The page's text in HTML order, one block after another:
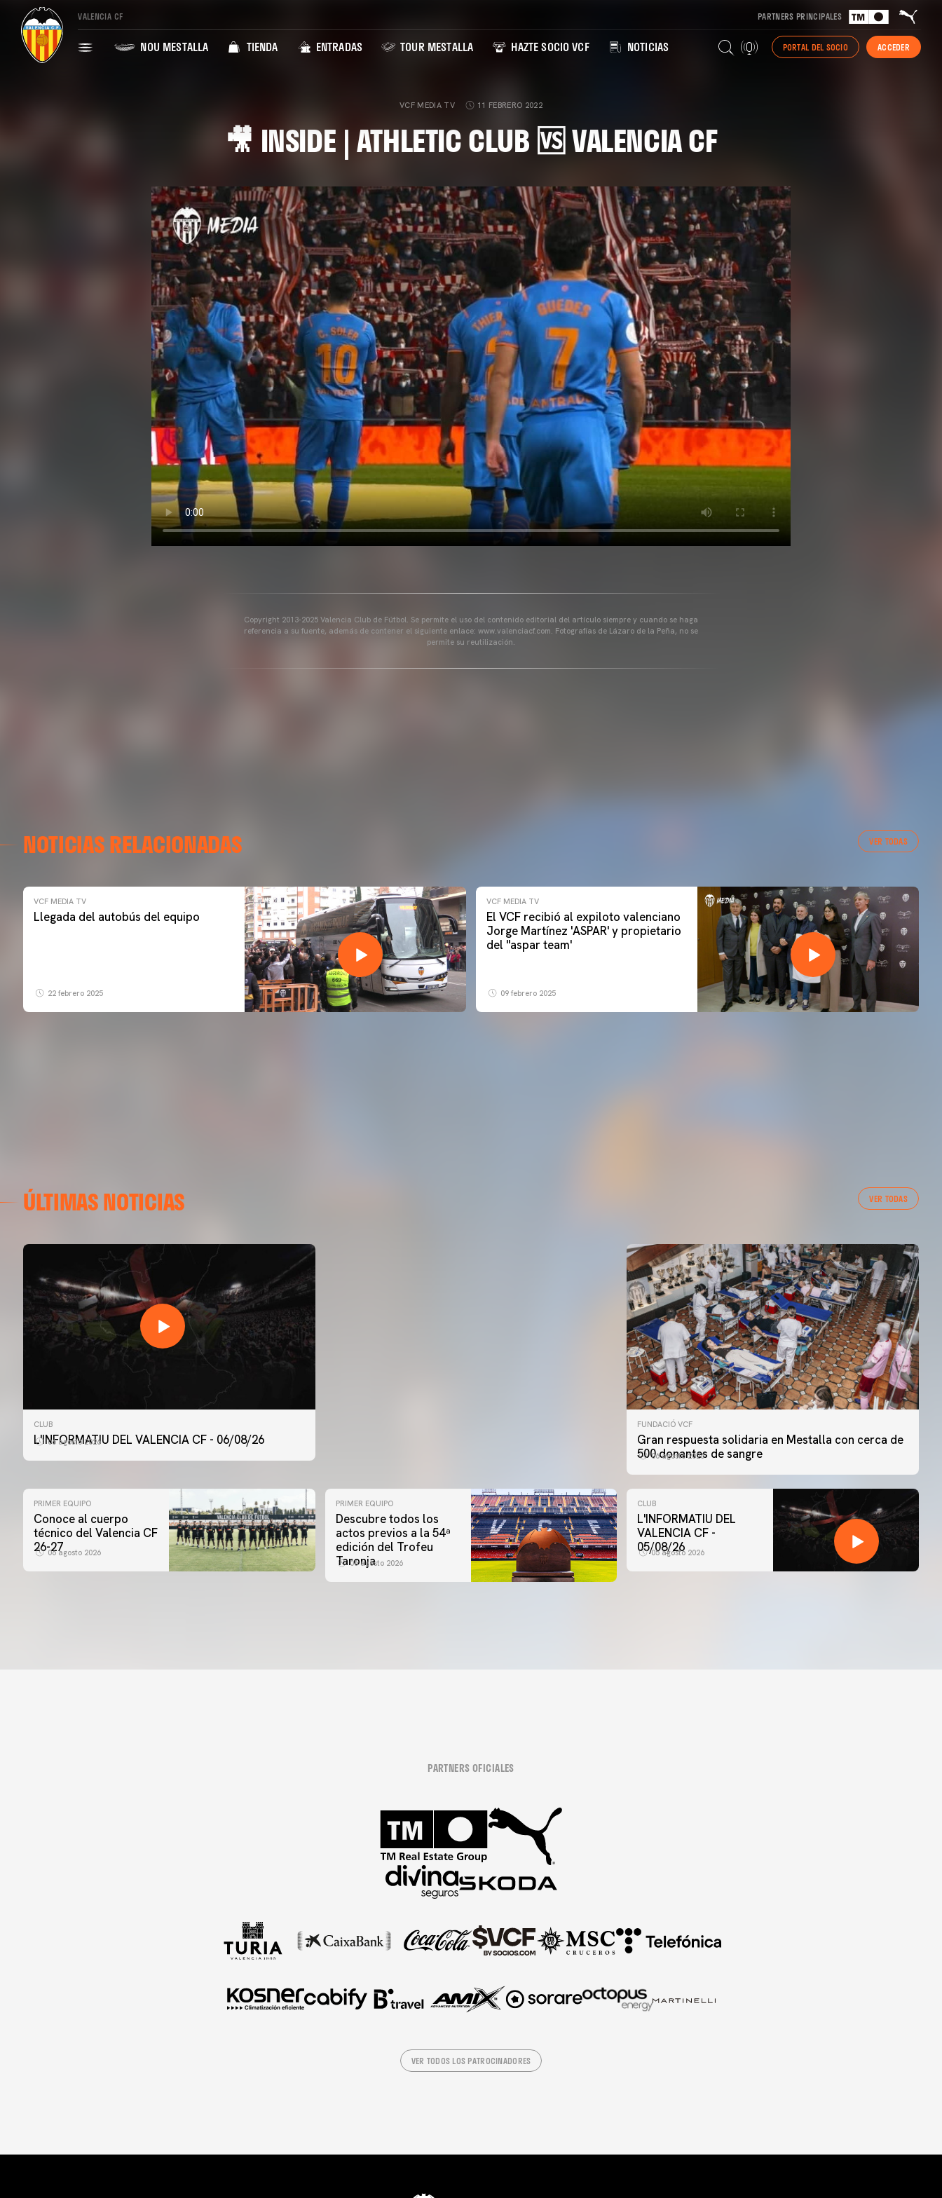
VALENCIA CF PARTNERS PRINCIPALES
NOU MESTALLA TIENDA ENTRADAS TOUR MESTALLA HAZTE SOCIO VCF NOTICIAS PORTAL DEL SOCIO ACCEDER
VCF MEDIA TV 11 FEBRERO 2022
🎥 INSIDE | ATHLETIC CLUB 🆚 VALENCIA CF
Copyright 2013-2025 Valencia Club de Fútbol. Se permite el uso del contenido editorial del artículo siempre y cuando se haga
referencia a su fuente, además de contener el siguiente enlace: www.valenciacf.com. Fotografías de Lázaro de la Peña, no se
permite su reutilización.
NOTICIAS RELACIONADAS VER TODAS
VCF MEDIA TV
Llegada del autobús del equipo
22 febrero 2025
VCF MEDIA TV
El VCF recibió al expiloto valenciano
Jorge Martínez 'ASPAR' y propietario
del ''aspar team'
09 febrero 2025
ÚLTIMAS NOTICIAS VER TODAS
CLUB
L'INFORMATIU DEL VALENCIA CF - 06/08/26
06 agosto 2026
FUNDACIÓ VCF
Gran respuesta solidaria en Mestalla con cerca de
500 donantes de sangre
06 agosto 2026
PRIMER EQUIPO
Conoce al cuerpo
técnico del Valencia CF
26-27
06 agosto 2026
PRIMER EQUIPO
Descubre todos los
actos previos a la 54ª
edición del Trofeu
Taronja
06 agosto 2026
CLUB
L'INFORMATIU DEL
VALENCIA CF -
05/08/26
05 agosto 2026
PARTNERS OFICIALES
VER TODOS LOS PATROCINADORES